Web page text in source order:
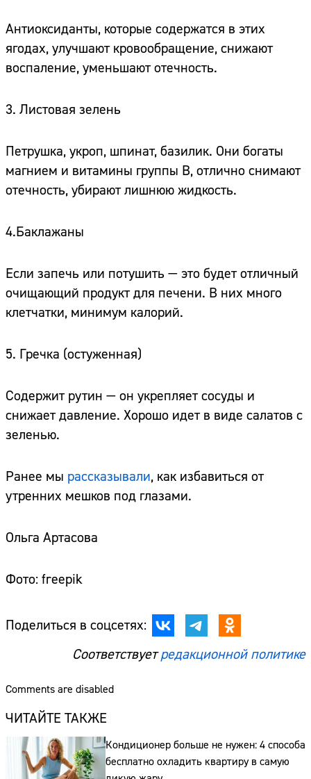
Антиоксиданты, которые содержатся в этих
ягодах, улучшают кровообращение, снижают
воспаление, уменьшают отечность.
3. Листовая зелень
Петрушка, укроп, шпинат, базилик. Они богаты
магнием и витамины группы В, отлично снимают
отечность, убирают лишнюю жидкость.
4.Баклажаны
Если запечь или потушить — это будет отличный
очищающий продукт для печени. В них много
клетчатки, минимум калорий.
5. Гречка (остуженная)
Содержит рутин — он укрепляет сосуды и
снижает давление. Хорошо идет в виде салатов с
зеленью.
Ранее мы рассказывали, как избавиться от
утренних мешков под глазами.
Ольга Артасова
Фото: freepik
Поделиться в соцсетях:
Соответствуетредакционной политике
Comments are disabled
ЧИТАЙТЕ ТАКЖЕ
Кондиционер больше не нужен: 4 способа
бесплатно охладить квартиру в самую